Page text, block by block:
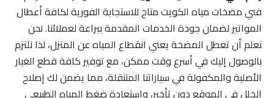
فني مضخات مياه الكويت متاح للاستجابة الفورية لكافة أعطال
المواتير لضمان جودة الخدمات المقدمة ببراعة لعملائنا. نحن
نعلم أن تعطل المضخة يعني انقطاع المياه عن المنزل، لذا نلتزم
بالوصول إليك في أسرع وقت ممكن، مع توفير كافة قطع الغيار
الأصلية والمكفولة في سياراتنا المتنقلة، مما يضمن لك إصلاح
الخلل في الموقع دون تأخير، واستعادة ضغط المياه الطبيعي